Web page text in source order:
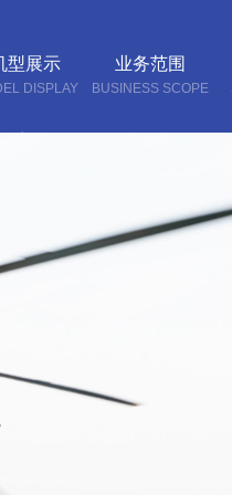
型展示
DISPLAY
业务范围
BUSINESS SCOPE